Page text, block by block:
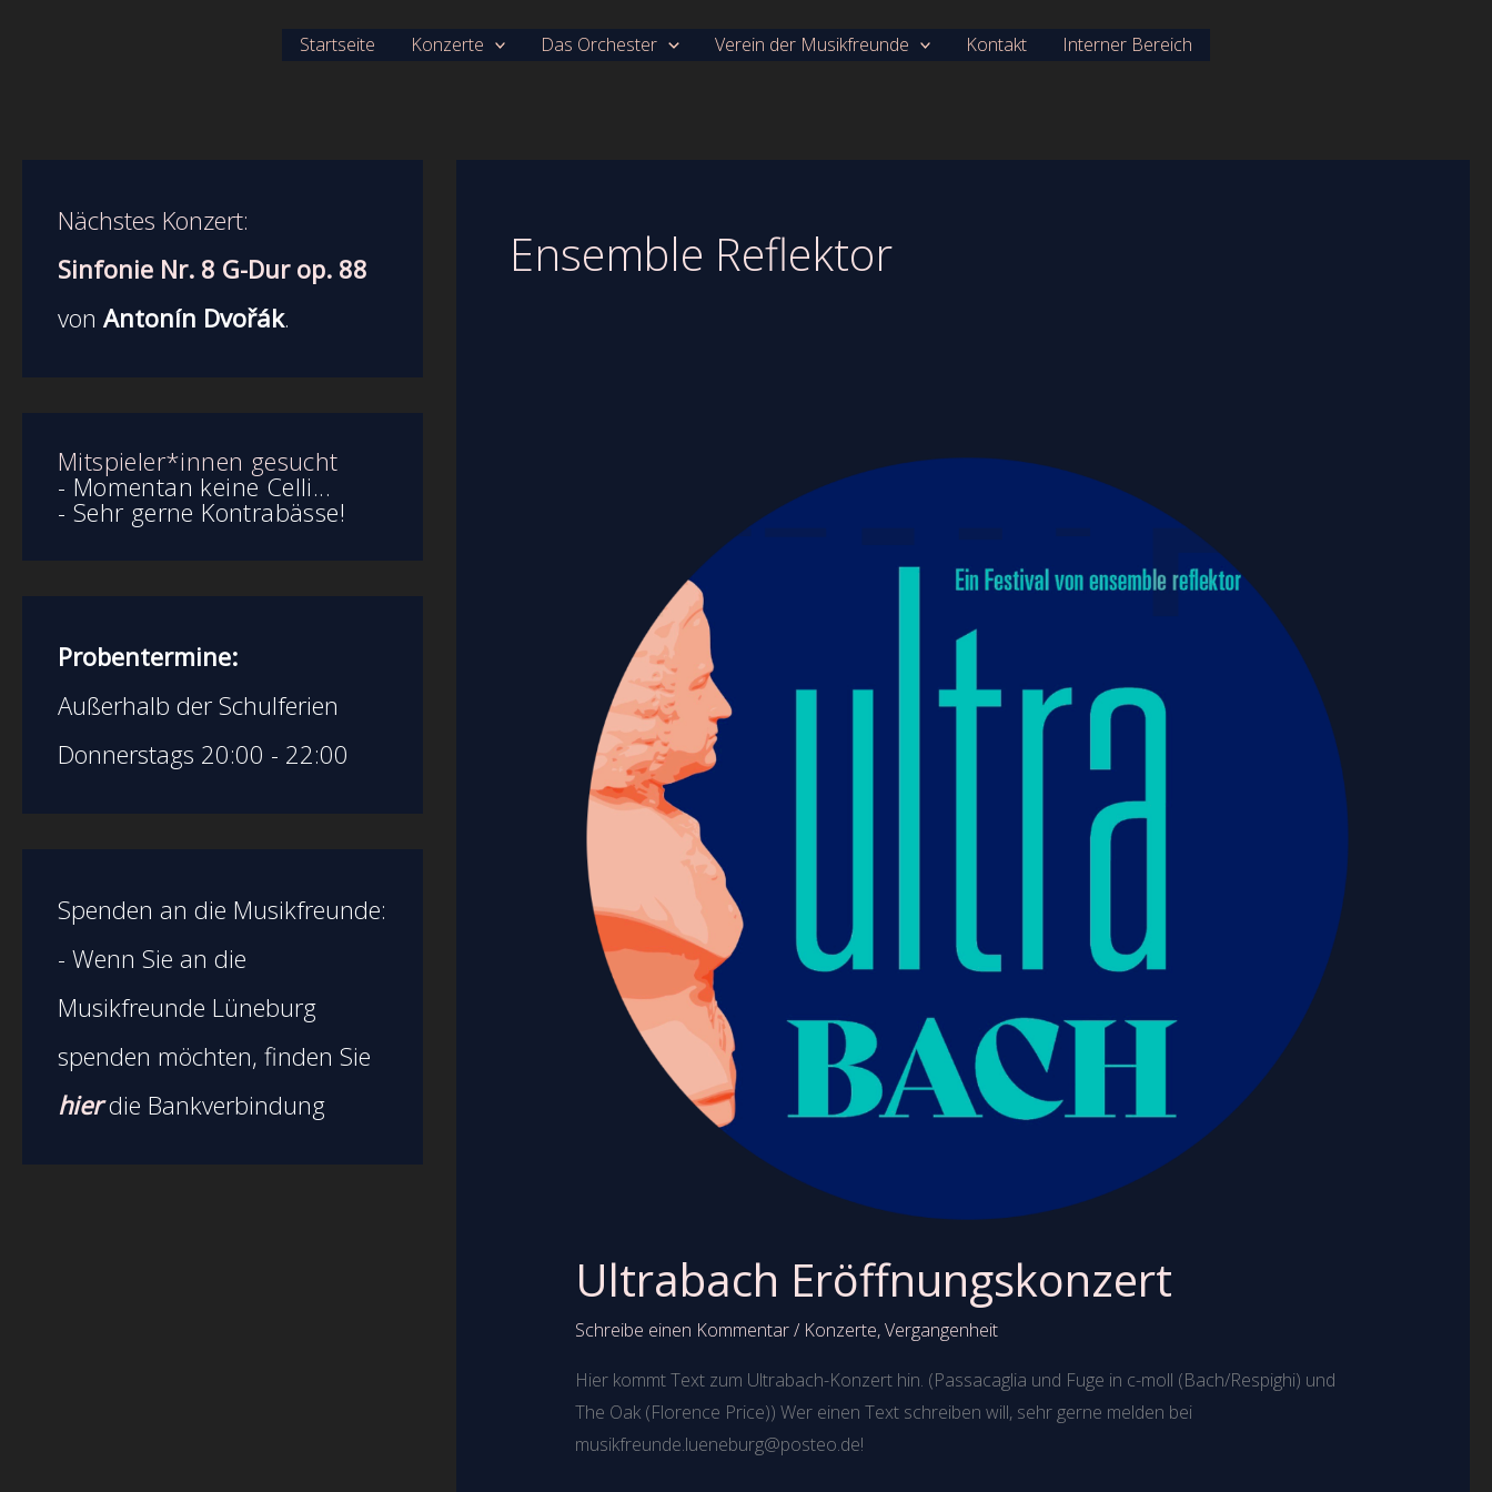
Startseite Konzerte Das Orchester Verein der Musikfreunde Kontakt Interner Bereich
Nächstes Konzert:
Sinfonie Nr. 8 G-Dur op. 88
von Antonín Dvořák.
Mitspieler*innen gesucht
- Momentan keine Celli...
- Sehr gerne Kontrabässe!
Probentermine:
Außerhalb der Schulferien
Donnerstags 20:00 - 22:00
Spenden an die Musikfreunde:
- Wenn Sie an die
Musikfreunde Lüneburg
spenden möchten, finden Sie
hierdie Bankverbindung
Ensemble Reflektor
Ultrabach Eröffnungskonzert
Schreibe einen Kommentar/ Konzerte,Vergangenheit
Hier kommt Text zum Ultrabach-Konzert hin. (Passacaglia und Fuge in c-moll (Bach/Respighi) und
The Oak (Florence Price)) Wer einen Text schreiben will, sehr gerne melden bei
musikfreunde.lueneburg@posteo.de!